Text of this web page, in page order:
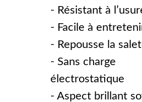
- Résistant à
- Facile à
- Repousse la
- Sans charge
électrostatique
- Aspect brillant